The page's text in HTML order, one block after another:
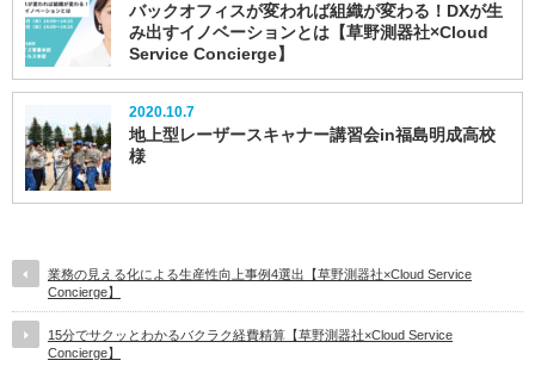
バックオフィスが変われば組織が変わる！DXが生
み出すイノベーションとは【草野測器社×Cloud
Service Concierge】
2020.10.7
地上型レーザースキャナー講習会in福島明成高校
様
業務の見える化による生産性向上事例4選出【草野測器社×Cloud Service
Concierge】
15分でサクッとわかるバクラク経費精算【草野測器社×Cloud Service
Concierge】